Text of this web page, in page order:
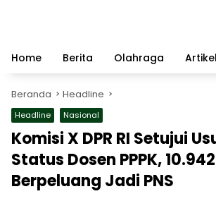
Home
Berita Olahraga Artikel
Beranda Headline
Headline Nasional
Komisi X DPR RI Setujui
Status Dosen PPPK,
Berpeluang Jadi PNS